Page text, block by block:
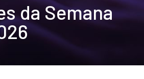
da Semana